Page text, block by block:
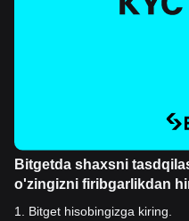
Bitgetda shaxsni
o'zingizni firibgarlikdan
1
Bitget hisobingizga kiring.